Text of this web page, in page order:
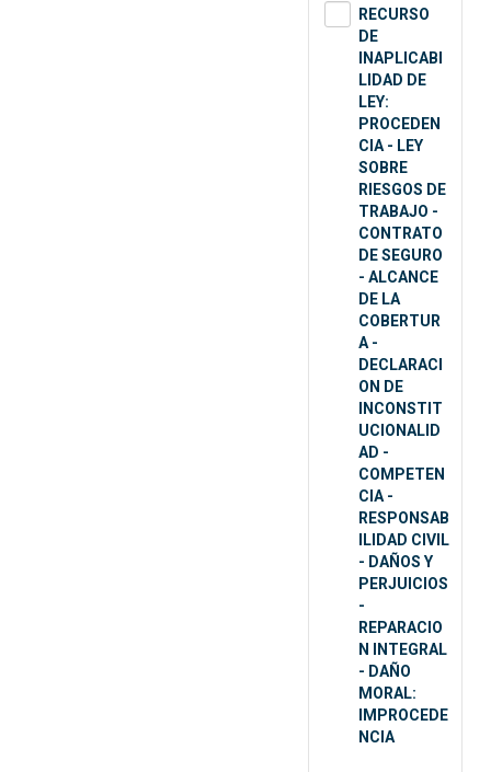
RECURSO
DE
INAPLICABI
LIDAD DE
LEY:
PROCEDEN
CIA - LEY
SOBRE
RIESGOS DE
TRABAJO -
CONTRATO
DE SEGURO
- ALCANCE
DE LA
COBERTUR
A -
DECLARACI
ON DE
INCONSTIT
UCIONALID
AD -
COMPETEN
CIA -
RESPONSAB
ILIDAD CIVIL
- DAÑOS Y
PERJUICIOS
-
REPARACIO
N INTEGRAL
- DAÑO
MORAL:
IMPROCEDE
NCIA